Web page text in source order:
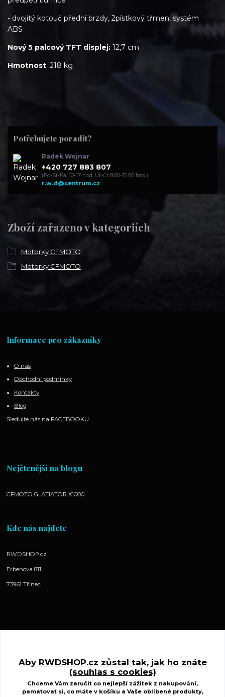
- dvojitý kotouč přední brzdy, 2pístkový třmen, systém
ABS
Nový 5 palcový TFT displej: 12,7 cm
Hmotnost: 218 kg
Zboží zařazeno v kategoriích
Motorky CFMOTO
Motorky CFMOTO
Potřebujete poradit?
Radek Wojnar
+420 727 883 807
(Po-St-Pá, 10-17 hod. Út-Čt 8.00-15.00 hod.)
r.w.d@centrum.cz
Informace pro zákazníky
O nás
Obchodní podmínky
Kontakty
Blog
Sledujte nás na FACEBOOKU
Nejčtenější na blogu
CFMOTO GLATIATOR X1000
Kde nás najdete
RWDSHOP.cz
Erbenova 811
73961 Třinec
Kontakty
www.ctyrkolkycfmoto.cz
Radek Wojnar
Aby RWDSHOP.cz zůstal tak, jak ho znáte
(souhlas s cookies)
Chceme Vám zaručit co nejlepší zážitek z nakupování,
pamatovat si, co máte v košíku a Vaše oblíbené produkty,